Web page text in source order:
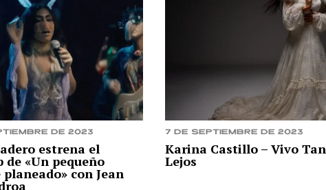
de 2023
estrena el
de «Un pequeño
con Jean
7 de septiembre de 2023
Karina Castillo – Vivo Tan
Lejos